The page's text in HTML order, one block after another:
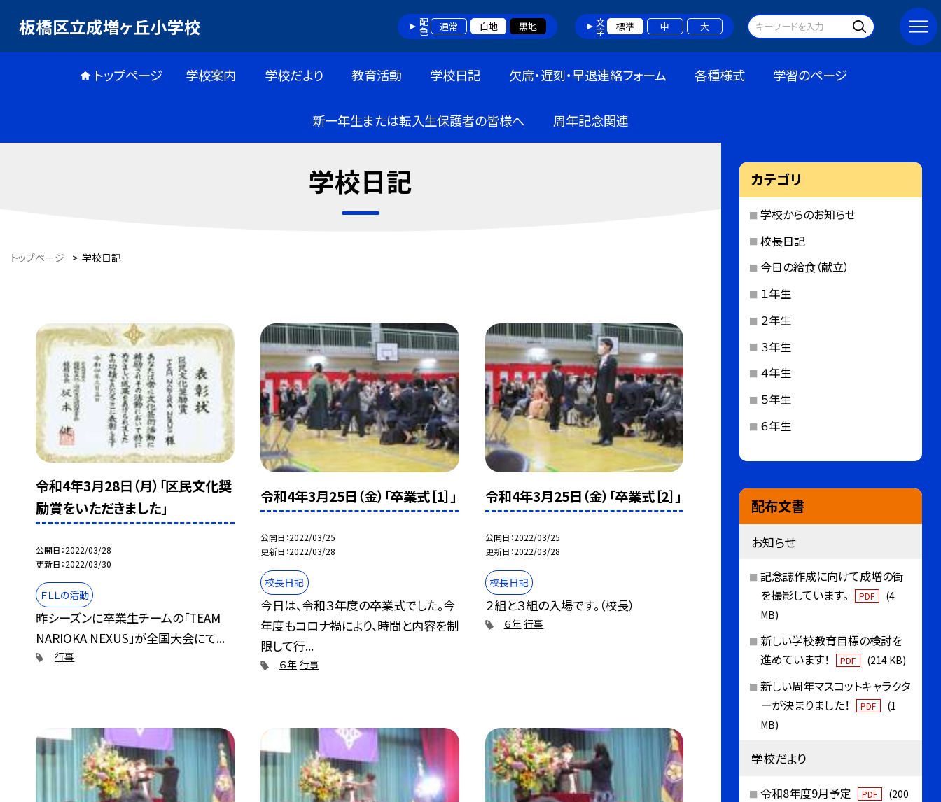
板橋区立成増ヶ丘小学校 配色 通常 白地 黒地 文字 標準 中 大
トップページ 学校案内 学校だより 教育活動 学校日記 欠席・遅刻・早退連絡フォーム 各種様式 学習のページ
新一年生または転入生保護者の皆様へ 周年記念関連
学校日記
トップページ > 学校日記
令和4年3月28日（月）「区民文化奨
励賞をいただきました」
公開日 2022/03/28
更新日 2022/03/30
ＦＬＬの活動
昨シーズンに卒業生チームの「TEAM
NARIOKA NEXUS」が全国大会にて...
行事
令和4年3月25日（金）「卒業式［1］」
公開日 2022/03/25
更新日 2022/03/28
校長日記
今日は、令和３年度の卒業式でした。今
年度もコロナ禍により、時間と内容を制
限して行...
６年 行事
令和4年3月25日（金）「卒業式［2］」
公開日 2022/03/25
更新日 2022/03/28
校長日記
２組と３組の入場です。（校長）
６年行事
カテゴリ
学校からのお知らせ
校長日記
今日の給食（献立）
１年生
２年生
３年生
４年生
５年生
６年生
配布文書
お知らせ
記念誌作成に向けて成増の街
を撮影しています。
PDF
(4
MB)
新しい学校教育目標の検討を
進めています！
PDF (214 KB)
新しい周年マスコットキャラクタ
ーが決まりました！
PDF
(1
MB)
学校だより
令和8年度9月予定 PDF
(200